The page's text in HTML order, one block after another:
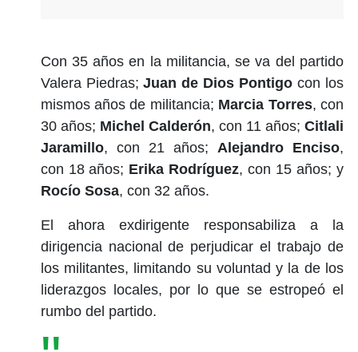
Con 35 años en la militancia, se va del partido
Valera Piedras;Juan de Dios Pontigo con los
mismos años de militancia; Marcia Torres, con
30 años; Michel Calderón, con 11 años; Citlali
Jaramillo, con 21 años; Alejandro Enciso,
con 18 años; Erika Rodríguez, con 15 años; y
Rocío Sosa, con 32 años.
El ahora exdirigente responsabiliza a la
dirigencia nacional de perjudicar el trabajo de
los militantes, limitando su voluntad y la de los
liderazgos locales, por lo que se estropeó el
rumbo del partido.